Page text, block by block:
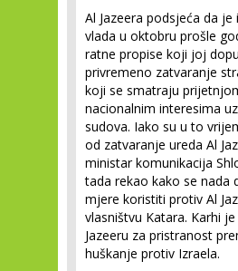
Al Jazeera podsjeća da je
vlada u oktobru prošle
ratne propise koji joj
privremeno zatvaranje
koji se smatraju
nacionalnim interesima
sudova. Iako su u to
od zatvaranje ureda Al
ministar komunikacija
tada rekao kako se nada
mjere koristiti protiv Al
vlasništvu Katara. Karhi
Jazeeru za pristranost
huškanje protiv Izraela.